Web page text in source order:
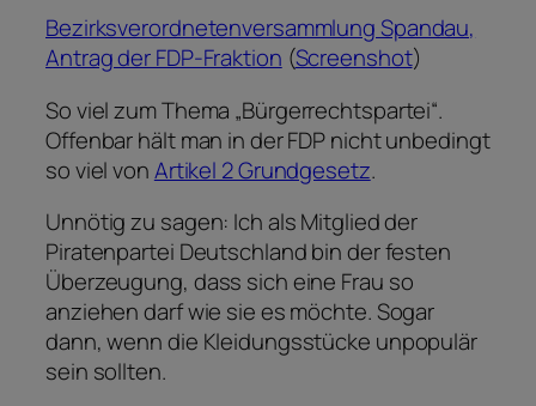
Bezirksverordnetenversammlung Spandau,
Antrag der FDP-Fraktion (Screenshot)
So viel zum Thema „Bürgerrechtspartei“.
Offenbar hält man in der FDP nicht unbedingt
so viel vonArtikel 2 Grundgesetz.
Unnötig zu sagen: Ich als Mitglied der
Piratenpartei Deutschland bin der festen
Überzeugung, dass sich eine Frau so
anziehen darf wie sie es möchte. Sogar
dann, wenn die Kleidungsstücke unpopulär
sein sollten.